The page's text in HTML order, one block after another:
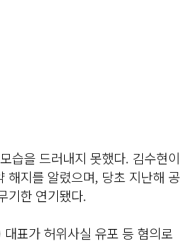
습을 드러내지 못했다. 김수현이
해지를 알렸으며, 당초 지난해 공
기한 연기됐다.
표가 허위사실 유포 등 혐의로